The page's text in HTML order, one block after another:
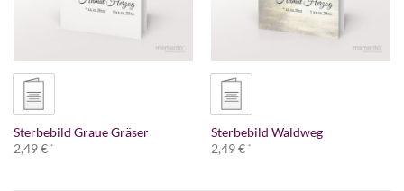
Sterbebild Graue Gräser
2,49€ *
Sterbebild Waldweg
2,49€ *